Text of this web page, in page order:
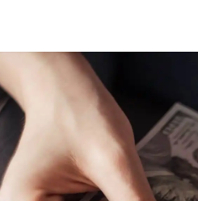
都會面臨偵
，以及起訴後
及執行。 如果
通知書、偵查